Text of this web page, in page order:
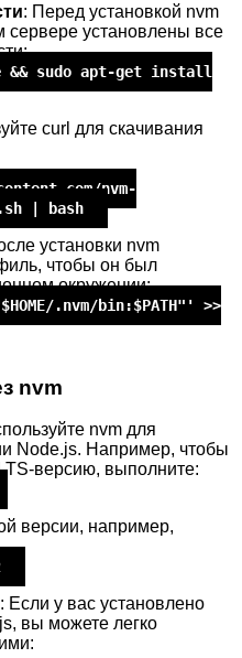
: Перед установкой nvm
сервере установлены все
&& sudo apt-get install
curl для скачивания
nvm-
| bash
установки nvm
чтобы он был
окружении:
.nvm/bin:$PATH"' >>
nvm
nvm для
Node.js. Например, чтобы
версию, выполните:
версии, например,
: Если у вас установлено
вы можете легко